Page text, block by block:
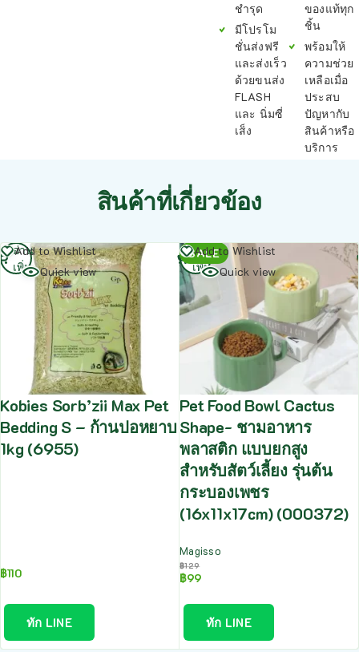
ชำรุด
มีโปรโม
ชั่นส่งฟรี
และส่งเร็ว
ด้วยขนส่ง
FLASH
และ นิ่มซี่
เส็ง
ของแท้ทุก
ชิ้น
พร้อมให้
ความช่วย
เหลือเมื่อ
ประสบ
ปัญหากับ
สินค้าหรือ
บริการ
สินค้าที่เกี่ยวข้อง
Add to Wishlist
Quick view
Kobies Sorb’zii Max Pet
Bedding S – ก้านปอหยาบ
1kg (6955)
฿110
ทัก LINE
อ่าน
เพิ่ม
SALE
Add to Wishlist
Quick view
Pet Food Bowl Cactus
Shape- ชามอาหาร
พลาสติก แบบยกสูง
สำหรับสัตว์เลี้ยง รุ่นต้น
กระบองเพชร
(16x11x17cm) (000372)
Magisso
฿129
฿99
ทัก LINE
อ่าน
เพิ่ม